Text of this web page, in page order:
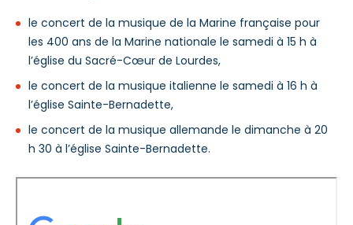
le concert de la musique de la Marine française pour
les 400 ans de la Marine nationale le samedi à 15 h à
l’église du Sacré-Cœur de Lourdes,
le concert de la musique italienne le samedi à 16 h à
l’église Sainte-Bernadette,
le concert de la musique allemande le dimanche à 20
h 30 à l’église Sainte-Bernadette.